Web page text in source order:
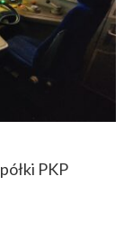
PKP